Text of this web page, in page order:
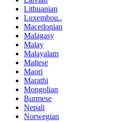
Lithuanian
Luxembou..
Macedonian
Malagasy
Malay
Malayalam
Maltese
Maori
Marathi
Mongolian
Burmese
Nepali
Norwegian